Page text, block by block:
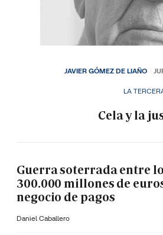
LA
Cela y la
JAVIER GÓMEZ DE LIAÑO
Guerra soterrada entre
300.000 millones de
negocio de pagos
Daniel Caballero